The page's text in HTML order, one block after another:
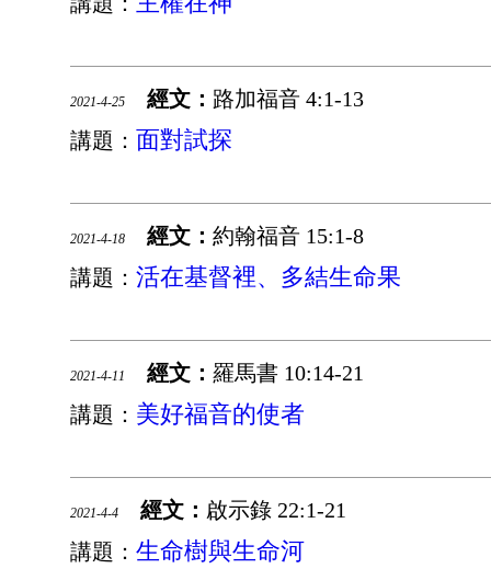
2021-4-25 經文： 路加福音 4:1-13
講題： 面對試探
2021-4-18 經文： 約翰福音 15:1-8
講題： 活在基督裡、多結生命果
2021-4-11 經文： 羅馬書 10:14-21
講題： 美好福音的使者
2021-4-4 經文： 啟示錄 22:1-21
講題： 生命樹與生命河